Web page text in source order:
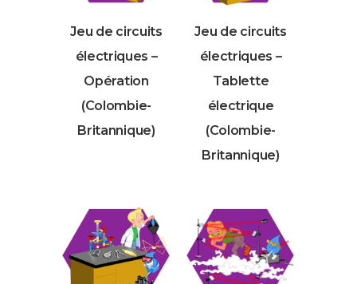
Jeu de circuits
électriques –
Opération
(Colombie-
Britannique)
Jeu de circuits
électriques –
Tablette
électrique
(Colombie-
Britannique)